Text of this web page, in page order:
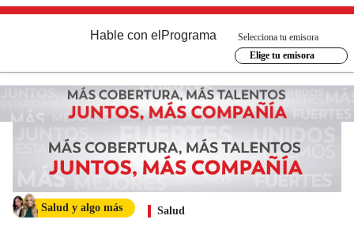
Hable con el Programa
Selecciona tu emisora
Elige tu emisora
Salud y algo más Salud